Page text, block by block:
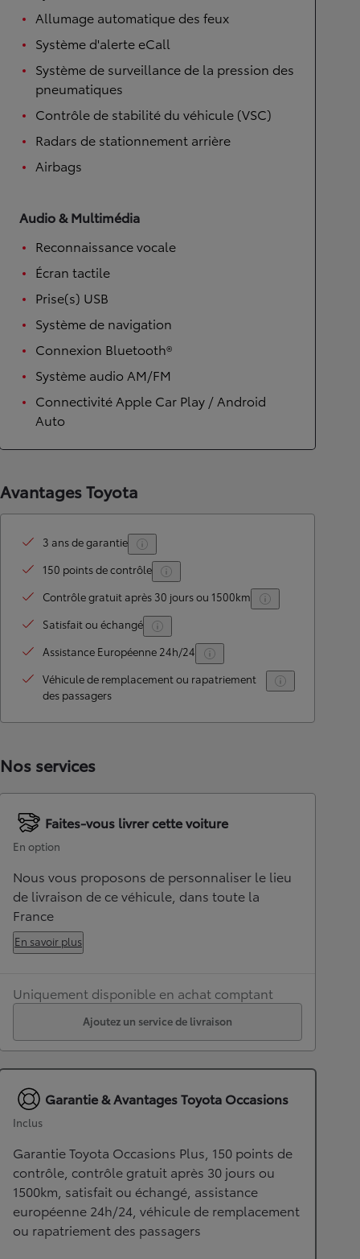
Allumage automatique des feux
Système d'alerte eCall
Système de surveillance de la pression des
pneumatiques
Contrôle de stabilité du véhicule (VSC)
Radars de stationnement arrière
Airbags
Audio & Multimédia
Reconnaissance vocale
Écran tactile
Prise(s) USB
Système de navigation
Connexion Bluetooth®
Système audio AM/FM
Connectivité Apple Car Play / Android
Auto
Avantages Toyota
3 ans de garantie
150 points de contrôle
Contrôle gratuit après 30 jours ou 1500km
Satisfait ou échangé
Assistance Européenne 24h/24
Véhicule de remplacement ou rapatriement
des passagers
Nos services
Faites-vous livrer cette voiture
En option
Nous vous proposons de personnaliser le lieu
de livraison de ce véhicule, dans toute la
France
En savoir plus
Uniquement disponible en achat comptant
Ajoutez un service de livraison
Garantie & Avantages Toyota Occasions
Inclus
Garantie Toyota Occasions Plus, 150 points de
contrôle, contrôle gratuit après 30 jours ou
1500km, satisfait ou échangé, assistance
européenne 24h/24, véhicule de remplacement
ou rapatriement des passagers